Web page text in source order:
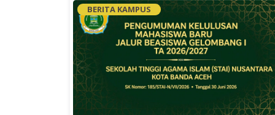
BERITA KAMPUS